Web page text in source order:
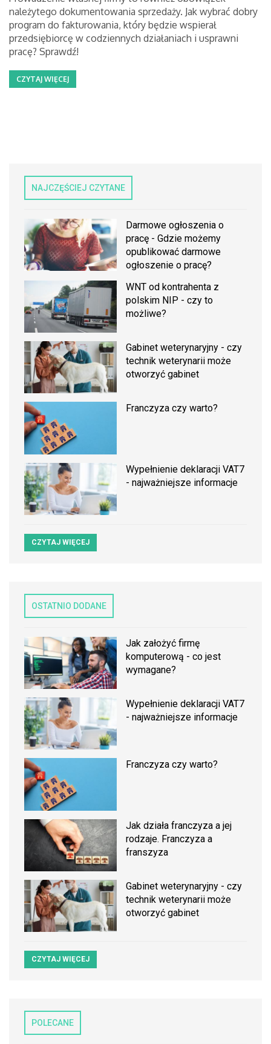
należytego dokumentowania sprzedaży. Jak wybrać dobry
program do fakturowania, który będzie wspierał
przedsiębiorcę w codziennych działaniach i usprawni
pracę? Sprawdź!
CZYTAJ WIĘCEJ
NAJCZĘŚCIEJ CZYTANE
Darmowe ogłoszenia o
pracę - Gdzie możemy
opublikować darmowe
ogłoszenie o pracę?
WNT od kontrahenta z
polskim NIP - czy to
możliwe?
Gabinet weterynaryjny - czy
technik weterynarii może
otworzyć gabinet
Franczyza czy warto?
Wypełnienie deklaracji VAT7
- najważniejsze informacje
CZYTAJ WIĘCEJ
OSTATNIO DODANE
Jak założyć firmę
komputerową - co jest
wymagane?
Wypełnienie deklaracji VAT7
- najważniejsze informacje
Franczyza czy warto?
Jak działa franczyza a jej
rodzaje. Franczyza a
franszyza
Gabinet weterynaryjny - czy
technik weterynarii może
otworzyć gabinet
CZYTAJ WIĘCEJ
POLECANE